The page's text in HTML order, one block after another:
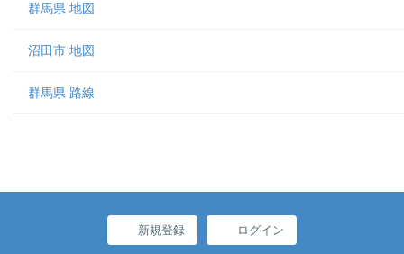
群馬県 地図
沼田市 地図
群馬県 路線
新規登録 ログイン